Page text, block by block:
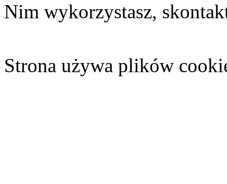
Nim wykorzystasz,
Strona używa plików